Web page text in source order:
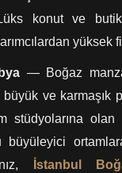
konut ve
yüksek
— Boğaz
ve karmaşık
stüdyolarına olan
büyüleyici
İstanbul